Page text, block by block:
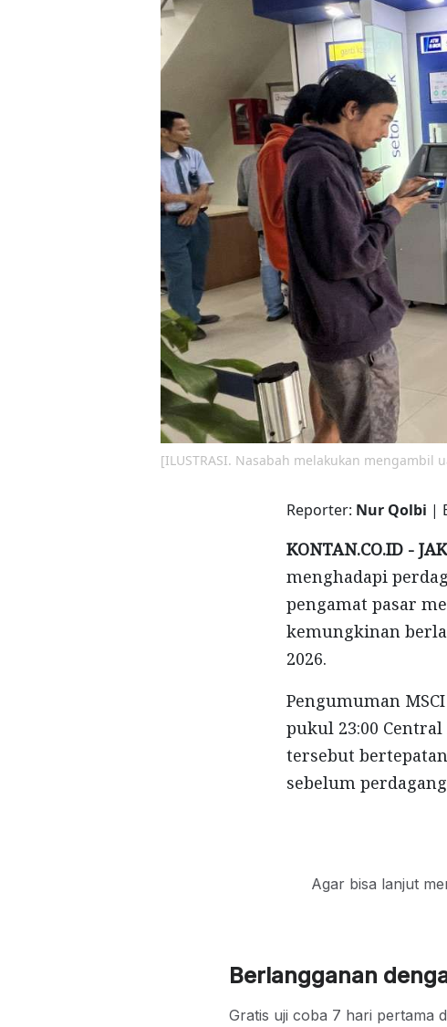
[ILUSTRASI. Nasabah melakukan mengambil
Reporter: Nur Qolbi |
KONTAN.CO.ID -
menghadapi
pengamat pasar
kemungkinan
2026.
Pengumuman
pukul 23:00 Central
tersebut
sebelum
Agar bisa lanjut
Berlangganan
Gratis uji coba 7 hari pertama